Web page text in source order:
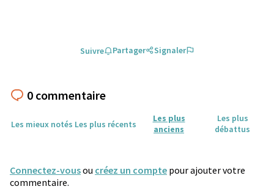
Suivre Partager Signaler
0 commentaire
Les mieux notés Les plus récents
Les plus
anciens
Les plus
débattus
Connectez-vousou créez un compte pour ajouter votre
commentaire.